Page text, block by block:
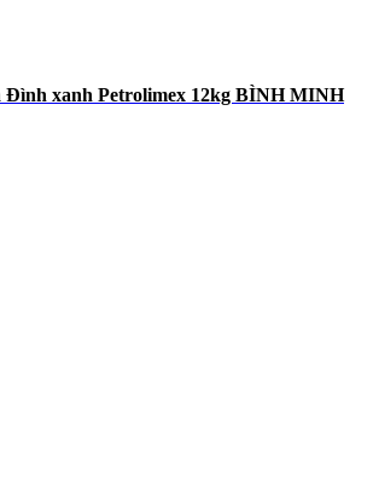
Đình xanh Petrolimex 12kg BÌNH MINH